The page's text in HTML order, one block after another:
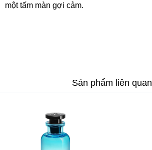
một tấm màn gợi cảm.
Sản phẩm liên quan